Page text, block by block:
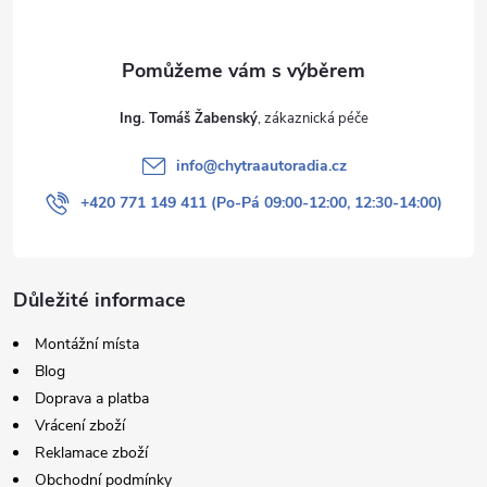
Ing. Tomáš Žabenský
info@chytraautoradia.cz
+420 771 149 411 (Po-Pá 09:00-12:00, 12:30-14:00)
Důležité informace
Montážní místa
Blog
Doprava a platba
Vrácení zboží
Reklamace zboží
Obchodní podmínky